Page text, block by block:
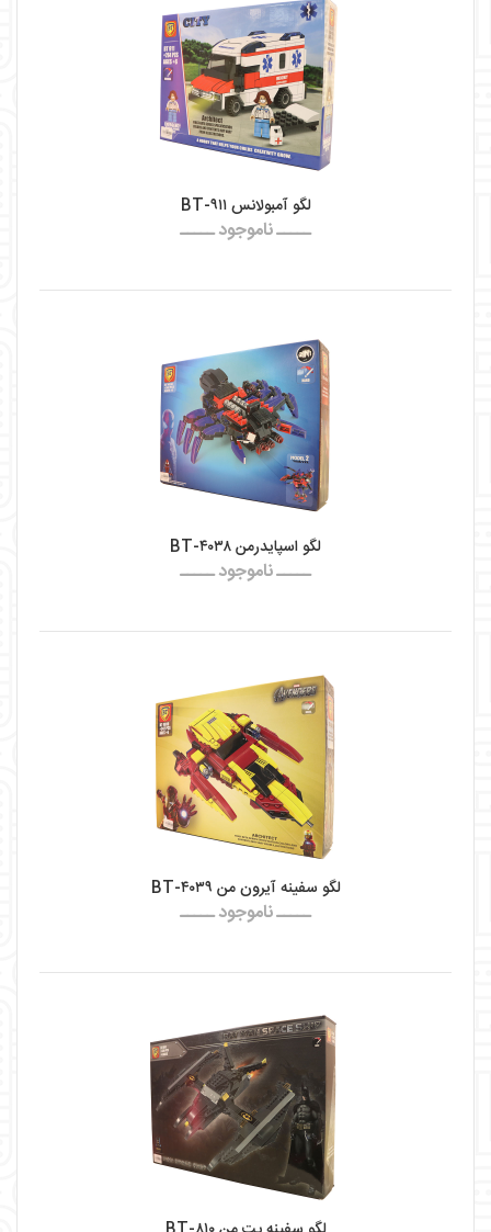
لگو آمبولانس BT-۹۱۱
ـــــ ناموجود ـــــ
لگو اسپایدرمن BT-۴۰۳۸
ـــــ ناموجود ـــــ
لگو سفینه آیرون من BT-۴۰۳۹
ـــــ ناموجود ـــــ